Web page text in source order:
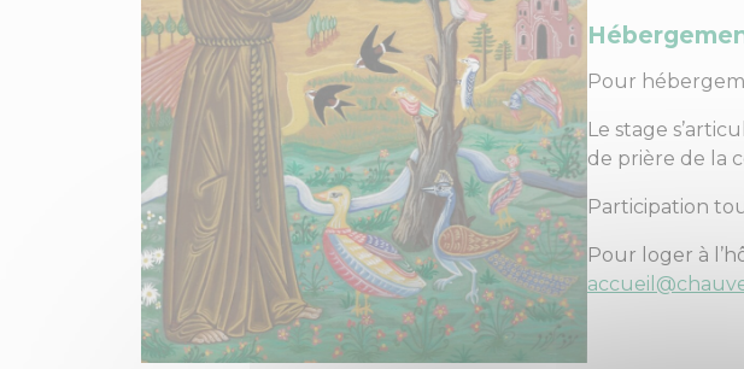
Pour
Le stage
de prière de la
Participation
Pour loger à